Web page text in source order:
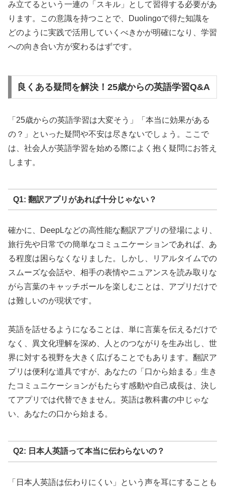
み立てるという一連の「スキル」として習得する必要があ
ります。この意識を持つことで、Duolingoで得た知識を
どのように実践で活用していくべきかが明確になり、学習
への向き合い方が変わるはずです。
良くある疑問を解決！25歳からの英語学習Q&A
「25歳からの英語学習は大変そう」「本当に効果がある
の？」といった疑問や不安は尽きないでしょう。ここで
は、社会人が英語学習を始める際によく抱く疑問にお答え
します。
Q1: 翻訳アプリがあれば十分じゃない？
確かに、DeepLなどの高性能な翻訳アプリの登場により、
旅行先や日常での簡単なコミュニケーションであれば、あ
る程度は困らなくなりました。しかし、リアルタイムでの
スムーズな会話や、相手の表情やニュアンスを読み取りな
がら言葉のキャッチボールを楽しむことは、アプリだけで
は難しいのが現状です。
英語を話せるようになることは、単に言葉を伝えるだけで
なく、異文化理解を深め、人とのつながりを生み出し、世
界に対する視野を大きく広げることでもあります。翻訳ア
プリは便利な道具ですが、あなたの「口から始まる」生き
たコミュニケーションがもたらす感動や自己成長は、決し
てアプリでは代替できません。英語は教科書の中じゃな
い、あなたの口から始まる。
Q2: 日本人英語って本当に伝わらないの？
「日本人英語は伝わりにくい」という声を耳にすることも